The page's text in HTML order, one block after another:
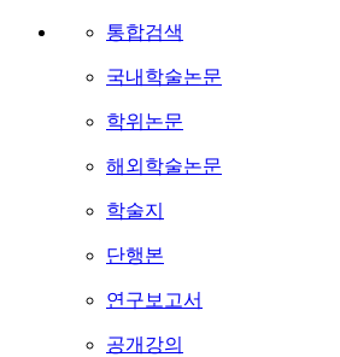
통합검색
국내학술논문
학위논문
해외학술논문
학술지
단행본
연구보고서
공개강의